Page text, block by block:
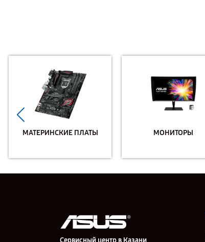
МАТЕРИНСКИЕ ПЛАТЫ МОНИТОРЫ
Сервисный центр в Казани